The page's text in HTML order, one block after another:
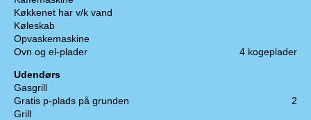
Køkkenet har v/k vand
Køleskab
Opvaskemaskine
Ovn og el-plader
4 kogeplader
Udendørs
Gasgrill
Gratis p-plads på grunden
2
Grill